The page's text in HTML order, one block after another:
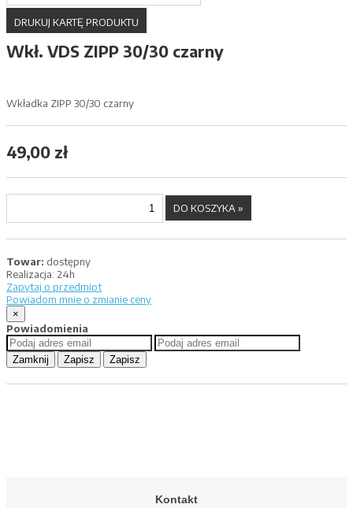
DRUKUJ KARTĘ PRODUKTU
Wkł. VDS ZIPP 30/30 czarny
Wkładka ZIPP 30/30 czarny
49,00 zł
Towar: dostępny
Realizacja: 24h
Zapytaj o przedmiot
Powiadom mnie o zmianie ceny
×
Powiadomienia
Zamknij Zapisz Zapisz
Kontakt